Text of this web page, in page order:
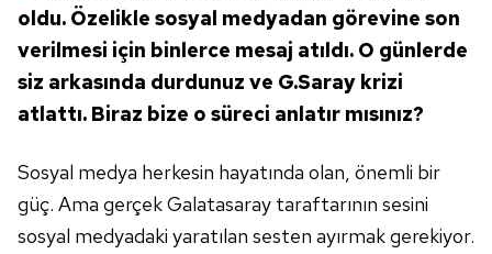
oldu. Özelikle sosyal medyadan görevine son
verilmesi için binlerce mesaj atıldı. O günlerde
siz arkasında durdunuz ve G.Saray krizi
atlattı. Biraz bize o süreci anlatır mısınız?
Sosyal medya herkesin hayatında olan, önemli bir
güç. Ama gerçek Galatasaray taraftarının sesini
sosyal medyadaki yaratılan sesten ayırmak gerekiyor.